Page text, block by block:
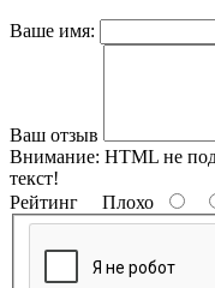
Ваше имя:
Ваш отзыв
Внимание: HTML не
текст!
Рейтинг Плохо